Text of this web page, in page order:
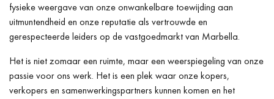
fysieke weergave van onze onwankelbare toewijding aan
uitmuntendheid en onze reputatie als vertrouwde en
gerespecteerde leiders op de vastgoedmarkt van Marbella.
Het is niet zomaar een ruimte, maar een weerspiegeling van onze
passie voor ons werk. Het is een plek waar onze kopers,
verkopers en samenwerkingspartners kunnen komen en het